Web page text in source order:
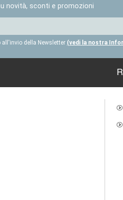
novità, sconti e promozioni
della Newsletter (vedi la nostra
R